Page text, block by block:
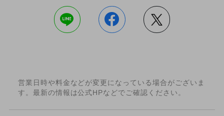
営業日時や料金などが変更になっている場合がございま
す。最新の情報は公式HPなどでご確認ください。